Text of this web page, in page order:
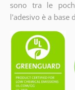
sono tra le
l'adesivo è a base